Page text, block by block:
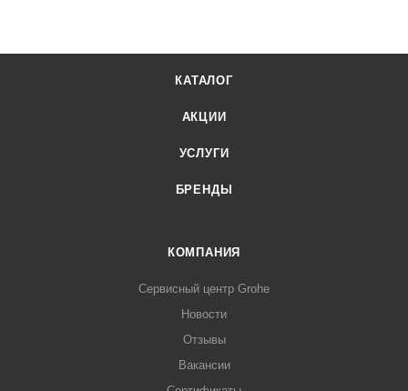
КАТАЛОГ
АКЦИИ
УСЛУГИ
БРЕНДЫ
КОМПАНИЯ
Сервисный центр Grohe
Новости
Отзывы
Вакансии